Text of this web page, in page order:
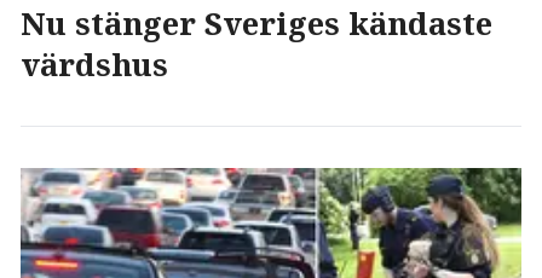
Nu stänger Sveriges kändaste
värdshus